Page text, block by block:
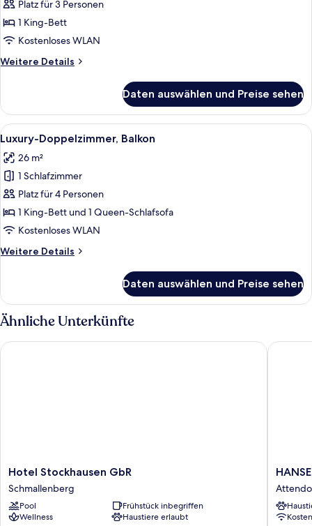
Doppelzimmer,
Balkon
anzeigen
Platz für 3 Personen
1 King-Bett
Kostenloses WLAN
Weitere Details
Weitere
Doppelzimmer,
Balkon
Daten auswählen und Preise sehen
Alle
Fotos
für
Luxury-
Doppelzimmer,
Balkon
anzeigen
Ein Hotelzimmer mit Bett,
9
Luxury-Doppelzimmer, Balkon
26 m²
1 Schlafzimmer
Platz für 4 Personen
1 King-Bett und 1 Queen-Schlafsofa
Kostenloses WLAN
Weitere Details
Weitere
Doppelzimmer,
Balkon
Daten auswählen und Preise sehen
Ähnliche Unterkünfte
Hotel
Stockhausen
GbR
Schmallenberg
Hotel Stockhausen GbR
Schmallenberg
Pool
Frühstück inbegriffen
Wellness
Haustiere erlaubt
Hotel Stockhausen GbR
HANSE
HOTEL
HANSE